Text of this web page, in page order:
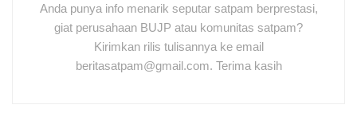
Anda punya info menarik seputar satpam berprestasi,
giat perusahaan BUJP atau komunitas satpam?
Kirimkan rilis tulisannya ke email
beritasatpam@gmail.com. Terima kasih